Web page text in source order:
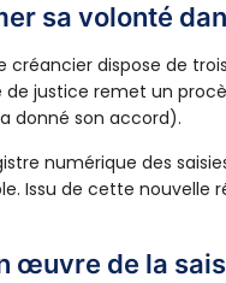
sa volonté
créancier dispose de
justice remet un
donné son accord).
numérique des
Issu de cette
œuvre de la